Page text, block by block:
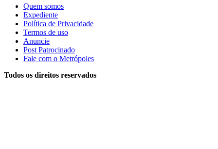
Quem somos
Expediente
Política de Privacidade
Termos de uso
Anuncie
Post Patrocinado
Fale com o Metrópoles
Todos os direitos reservados